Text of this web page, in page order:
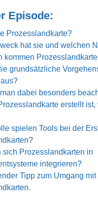
Episode:
Prozesslandkarte?
hat sie und welchen
kommen
grundsätzliche
dabei besonders
erstellt ist,
spielen Tools bei der
sich Prozesslandkarten in
integrieren?
Tipp zum Umgang mit